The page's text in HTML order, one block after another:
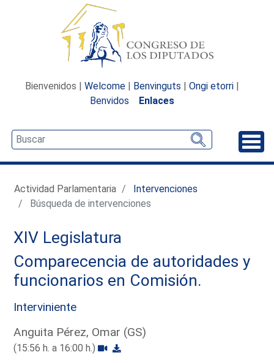
Bienvenidos | Welcome | Benvinguts | Ongi etorri |
Benvidos
Enlaces
Actividad Parlamentaria
Intervenciones
Búsqueda de intervenciones
XIV Legislatura
Comparecencia de autoridades y
funcionarios en Comisión.
Interviniente
Anguita Pérez, Omar (GS)
(15:56 h. a 16:00 h.)